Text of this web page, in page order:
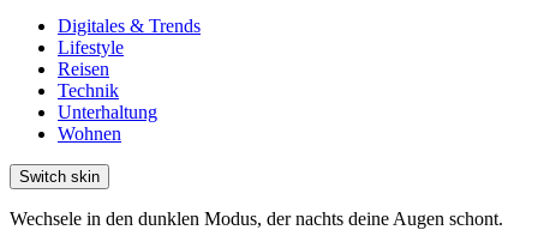
Digitales & Trends
Lifestyle
Reisen
Technik
Unterhaltung
Wohnen
Switch skin
Wechsele in den dunklen Modus, der nachts deine Augen schont.